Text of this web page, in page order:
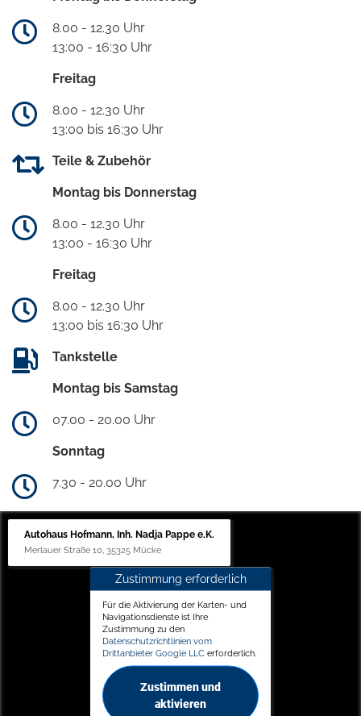
8.00 - 12.30 Uhr
13:00 - 16:30 Uhr
Freitag
8.00 - 12.30 Uhr
13:00 bis 16:30 Uhr
Teile & Zubehör
Montag bis Donnerstag
8.00 - 12.30 Uhr
13:00 - 16:30 Uhr
Freitag
8.00 - 12.30 Uhr
13:00 bis 16:30 Uhr
Tankstelle
Montag bis Samstag
07.00 - 20.00 Uhr
Sonntag
7.30 - 20.00 Uhr
Autohaus Hofmann, Inh. Nadja Pappe e.K.
Merlauer Straße 10, 35325 Mücke
Zustimmung erforderlich
Für die Aktivierung der Karten- und
Navigationsdienste ist Ihre
Zustimmung zu den
Datenschutzrichtlinien vom
Drittanbieter Google LLC erforderlich.
Zustimmen und
aktivieren